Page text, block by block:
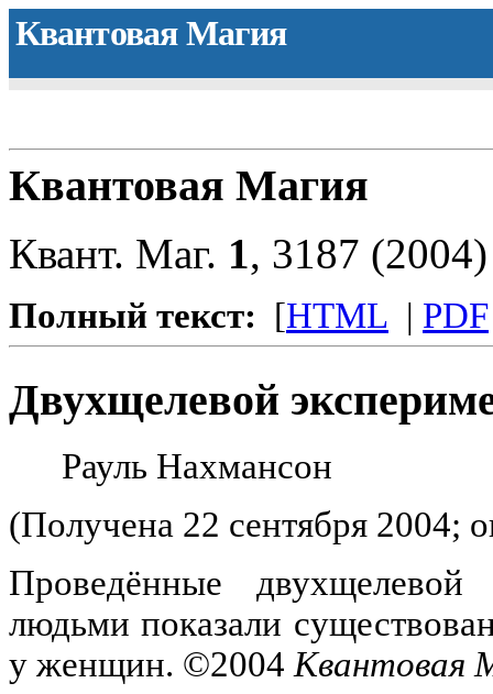
Квантовая Магия
Квантовая Магия
Квант. Маг. 1, 3187
Полный текст: [HTML | PDF
Двухщелевой
Рауль Нахмансон
(Получена 22 сентября 2004;
Проведённые
людьми показали
у женщин. ©2004 Квантовая